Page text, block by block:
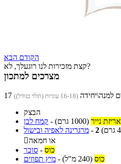
הקודם הבא
קצת מזכירות לנו רוגעלך, לא?
מצרכים למתכון
(16-18 עוגיות (תלוי בגודל))
הבצק
קמח לבן - אריזת נייר (1000 גרם)
מרגרינה לאפיה ובישול - 2
או חמאה
סוכר - כוס
מיץ תפוזים - כוס (240 מ"ל)